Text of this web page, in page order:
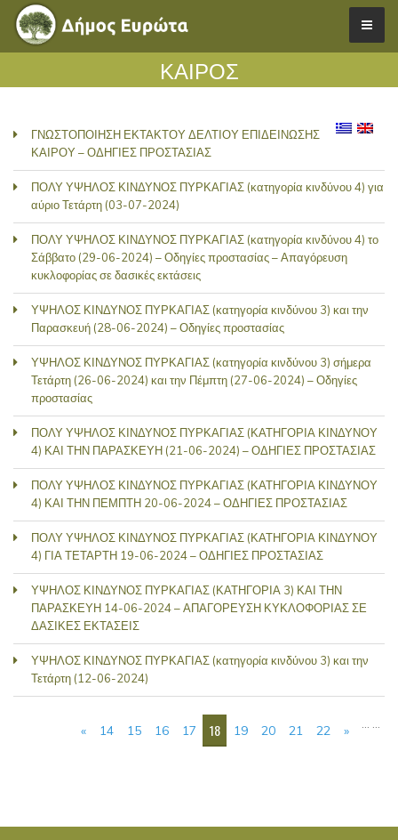
ΚΑΙΡΟΣ
ΓΝΩΣΤΟΠΟΙΗΣΗ ΕΚΤΑΚΤΟΥ ΔΕΛΤΙΟΥ ΕΠΙΔΕΙΝΩΣΗΣ
ΚΑΙΡΟΥ – ΟΔΗΓΙΕΣ ΠΡΟΣΤΑΣΙΑΣ
ΠΟΛΥ ΥΨΗΛΟΣ ΚΙΝΔΥΝΟΣ ΠΥΡΚΑΓΙΑΣ (κατηγορία κινδύνου 4) για
αύριο Τετάρτη (03-07-2024)
ΠΟΛΥ ΥΨΗΛΟΣ ΚΙΝΔΥΝΟΣ ΠΥΡΚΑΓΙΑΣ (κατηγορία κινδύνου 4) το
Σάββατο (29-06-2024) – Οδηγίες προστασίας – Απαγόρευση
κυκλοφορίας σε δασικές εκτάσεις
ΥΨΗΛΟΣ ΚΙΝΔΥΝΟΣ ΠΥΡΚΑΓΙΑΣ (κατηγορία κινδύνου 3) και την
Παρασκευή (28-06-2024) – Οδηγίες προστασίας
ΥΨΗΛΟΣ ΚΙΝΔΥΝΟΣ ΠΥΡΚΑΓΙΑΣ (κατηγορία κινδύνου 3) σήμερα
Τετάρτη (26-06-2024) και την Πέμπτη (27-06-2024) – Οδηγίες
προστασίας
ΠΟΛΥ ΥΨΗΛΟΣ ΚΙΝΔΥΝΟΣ ΠΥΡΚΑΓΙΑΣ (ΚΑΤΗΓΟΡΙΑ ΚΙΝΔΥΝΟΥ
4) ΚΑΙ ΤΗΝ ΠΑΡΑΣΚΕΥΗ (21-06-2024) – ΟΔΗΓΙΕΣ ΠΡΟΣΤΑΣΙΑΣ
ΠΟΛΥ ΥΨΗΛΟΣ ΚΙΝΔΥΝΟΣ ΠΥΡΚΑΓΙΑΣ (ΚΑΤΗΓΟΡΙΑ ΚΙΝΔΥΝΟΥ
4) ΚΑΙ ΤΗΝ ΠΕΜΠΤΗ 20-06-2024 – ΟΔΗΓΙΕΣ ΠΡΟΣΤΑΣΙΑΣ
ΠΟΛΥ ΥΨΗΛΟΣ ΚΙΝΔΥΝΟΣ ΠΥΡΚΑΓΙΑΣ (ΚΑΤΗΓΟΡΙΑ ΚΙΝΔΥΝΟΥ
4) ΓΙΑ ΤΕΤΑΡΤΗ 19-06-2024 – ΟΔΗΓΙΕΣ ΠΡΟΣΤΑΣΙΑΣ
ΥΨΗΛΟΣ ΚΙΝΔΥΝΟΣ ΠΥΡΚΑΓΙΑΣ (ΚΑΤΗΓΟΡΙΑ 3) ΚΑΙ ΤΗΝ
ΠΑΡΑΣΚΕΥΗ 14-06-2024 – ΑΠΑΓΟΡΕΥΣΗ ΚΥΚΛΟΦΟΡΙΑΣ ΣΕ
ΔΑΣΙΚΕΣ ΕΚΤΑΣΕΙΣ
ΥΨΗΛΟΣ ΚΙΝΔΥΝΟΣ ΠΥΡΚΑΓΙΑΣ (κατηγορία κινδύνου 3) και την
Τετάρτη (12-06-2024)
« 14 15 16 17 18 19 20 21 22 »